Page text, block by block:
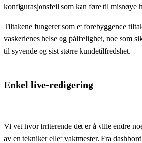
konfigurasjonsfeil som kan føre til misnøye
Tiltakene fungerer som et forebyggende
vaskerienes helse og pålitelighet, noe som
til syvende og sist større kundetilfredshet.
Enkel live-redigering
Vi vet hvor irriterende det er å ville endre
av en tekniker eller vaktmester. Fra